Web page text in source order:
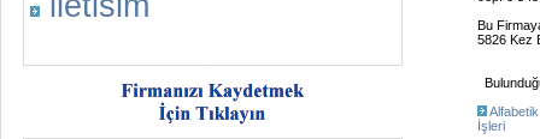
Bu
5826 Kez
İşleri